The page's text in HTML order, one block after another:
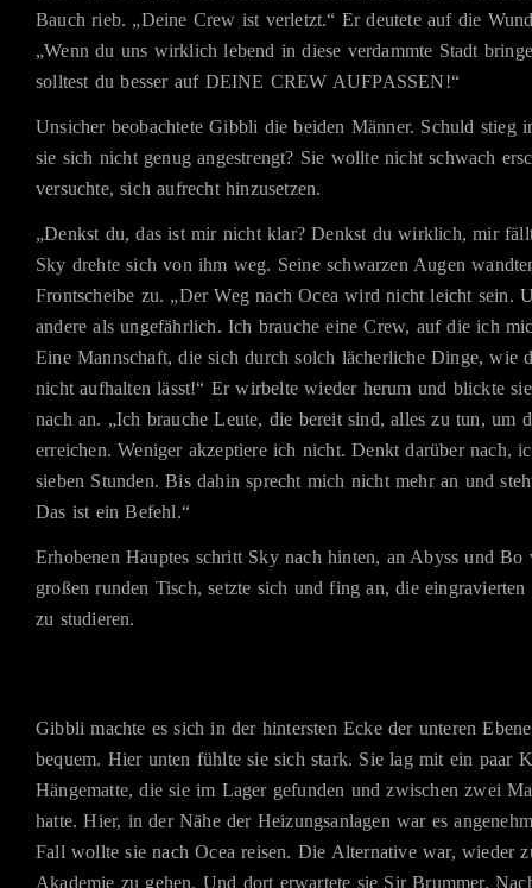
Bauch rieb. „Deine Crew ist verletzt.“ Er deutete auf die
„Wenn du uns wirklich lebend in diese verdammte Stadt
solltest du besser auf DEINE CREW AUFPASSEN!“
Unsicher beobachtete Gibbli die beiden Männer. Schuld stieg
sie sich nicht genug angestrengt? Sie wollte nicht schwach
versuchte, sich aufrecht hinzusetzen.
„Denkst du, das ist mir nicht klar? Denkst du wirklich, mir
Sky drehte sich von ihm weg. Seine schwarzen Augen
Frontscheibe zu. „Der Weg nach Ocea wird nicht leicht sein.
andere als ungefährlich. Ich brauche eine Crew, auf die ich
Eine Mannschaft, die sich durch solch lächerliche Dinge, wie
nicht aufhalten lässt!“ Er wirbelte wieder herum und blickte
nach an. „Ich brauche Leute, die bereit sind, alles zu tun, um
erreichen. Weniger akzeptiere ich nicht. Denkt darüber nach,
sieben Stunden. Bis dahin sprecht mich nicht mehr an und
Das ist ein Befehl.“
Erhobenen Hauptes schritt Sky nach hinten, an Abyss und Bo
großen runden Tisch, setzte sich und fing an, die
zu studieren.
Gibbli machte es sich in der hintersten Ecke der unteren
bequem. Hier unten fühlte sie sich stark. Sie lag mit ein paar
Hängematte, die sie im Lager gefunden und zwischen zwei
hatte. Hier, in der Nähe der Heizungsanlagen war es
Fall wollte sie nach Ocea reisen. Die Alternative war, wieder
Akademie zu gehen. Und dort erwartete sie Sir Brummer.